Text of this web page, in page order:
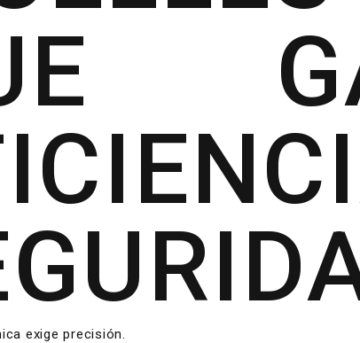
exige precisión.